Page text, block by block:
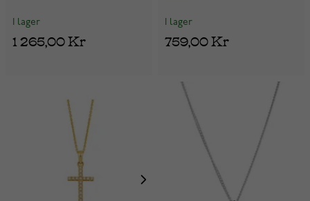
I lager
1 265,00 Kr
I lager
759,00 Kr